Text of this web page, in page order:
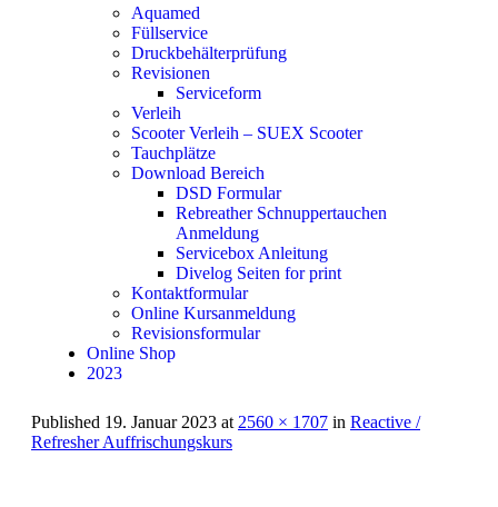
Aquamed
Füllservice
Druckbehälterprüfung
Revisionen
Serviceform
Verleih
Scooter Verleih – SUEX Scooter
Tauchplätze
Download Bereich
DSD Formular
Rebreather Schnuppertauchen
Anmeldung
Servicebox Anleitung
Divelog Seiten for print
Kontaktformular
Online Kursanmeldung
Revisionsformular
Online Shop
2023
Published 19. Januar 2023 at 2560 × 1707 in Reactive /
Refresher Auffrischungskurs